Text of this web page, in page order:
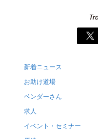
新着ニュース
お助け道場
ベンダーさん
求人
イベント・セミナー